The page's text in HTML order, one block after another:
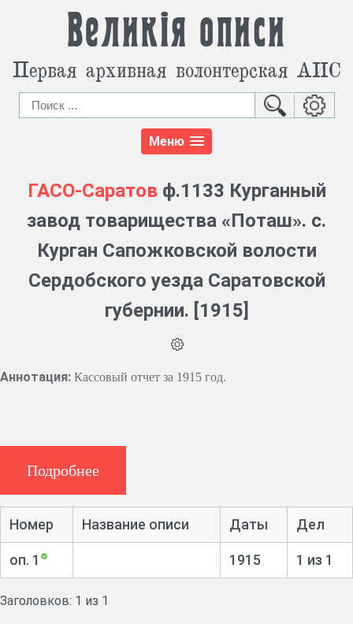
Великія описи
Первая архивная волонтерская АИС
Меню
ГАСО-Саратовф.1133 Курганный
завод товарищества «Поташ». с.
Курган Сапожковской волости
Сердобского уезда Саратовской
губернии. [1915]
Аннотация: Кассовый отчет за 1915 год.
Подробнее
Номер Название описи Даты Дел
оп. 1 1915 1 из 1
Заголовков: 1 из 1